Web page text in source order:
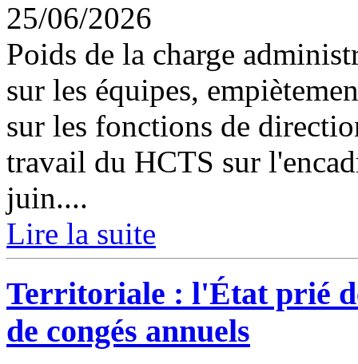
25/06/2026
Poids de la charge
sur les équipes,
sur les fonctions de
travail du HCTS sur
juin....
Lire la suite
Territoriale : l'État prié
de congés annuels